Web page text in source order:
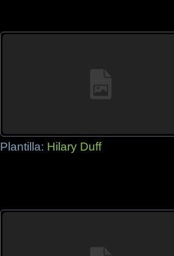
Plantilla: Hilary Duff